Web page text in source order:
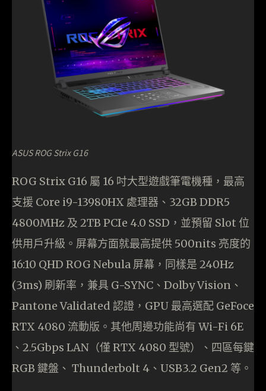
ASUS ROG Strix G16
ROG Strix G16 屬 16 吋大型遊戲筆電機種，最高
支援 Core i9-13980HX 處理器、32GB DDR5
4800MHz 及 2TB PCIe 4.0 SSD，並預留 Slot 位
供用戶升級。屏幕方面就最高提供 500nits 亮度的
16:10 QHD ROG Nebula 屏幕，同樣是 240Hz
(3ms) 刷新率，兼具 G-SYNC、Dolby Vision、
Pantone Validated 認證，GPU 最高選配 GeFoce
RTX 4080 流動版。其他周邊功能尚有 Wi-Fi 6E
、2.5Gbps LAN（僅 RTX 4080 型號）、四區每鍵
RGB 鍵盤、 Thunderbolt 4、USB3.2 Gen2 等。